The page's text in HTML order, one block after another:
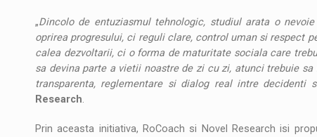
„Dincolo de entuziasmul tehnologic, studiul arata o
oprirea progresului, ci reguli clare, control uman si respect
calea dezvoltarii, ci o forma de maturitate sociala care
sa devina parte a vietii noastre de zi cu zi, atunci trebuie
transparenta, reglementare si dialog real intre decidenti
Research.
Prin aceasta initiativa, RoCoach si Novel Research isi